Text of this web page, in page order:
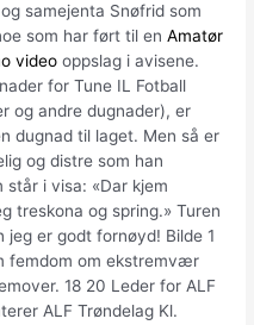
samejenta Snøfrid som
som har ført til enAmatør
video oppslag i avisene.
for Tune IL Fotball
og andre dugnader), er
dugnad til laget. Men så er
og distre som han
i visa: «Dar kjem
treskona og spring.» Turen
jeg er godt fornøyd! Bilde 1
femdom om ekstremvær
18 20 Leder for ALF
ALF Trøndelag Kl.